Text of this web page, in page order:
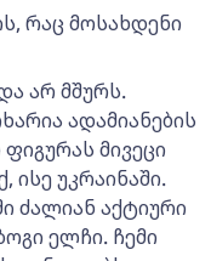
რაც მოსახდენი
არ მშურს.
ადამიანების
მივეცი
ისე უკრაინაში.
ძალიან აქტიური
ელჩი. ჩემი